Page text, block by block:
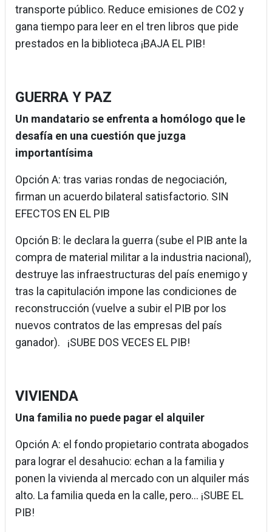
transporte público. Reduce emisiones de CO2 y
gana tiempo para leer en el tren libros que pide
prestados en la biblioteca ¡BAJA EL PIB!
GUERRA Y PAZ
Un mandatario se enfrenta a homólogo que le
desafía en una cuestión que juzga
importantísima
Opción A: tras varias rondas de negociación,
firman un acuerdo bilateral satisfactorio. SIN
EFECTOS EN EL PIB
Opción B: le declara la guerra (sube el PIB ante la
compra de material militar a la industria nacional),
destruye las infraestructuras del país enemigo y
tras la capitulación impone las condiciones de
reconstrucción (vuelve a subir el PIB por los
nuevos contratos de las empresas del país
ganador). ¡SUBE DOS VECES EL PIB!
VIVIENDA
Una familia no puede pagar el alquiler
Opción A: el fondo propietario contrata abogados
para lograr el desahucio: echan a la familia y
ponen la vivienda al mercado con un alquiler más
alto. La familia queda en la calle, pero... ¡SUBE EL
PIB!